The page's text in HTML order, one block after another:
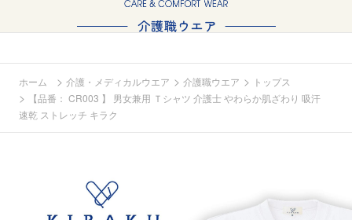
ホーム > 介護・メディカルウエア > 介護職ウエア > トップス
>
【品番： CR003 】 男女兼用 Ｔシャツ 介護士 やわらか肌ざわり 吸汗
速乾 ストレッチ キラク